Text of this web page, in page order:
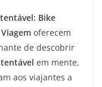
Bike
oferecem
de descobrir
em mente,
aos viajantes a